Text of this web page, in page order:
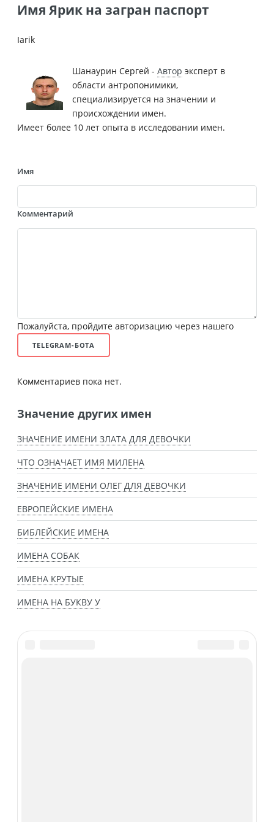
Имя Ярик на загран паспорт
Iarik
Шанаурин Сергей - Автор эксперт в
области антропонимики,
специализируется на значении и
происхождении имен.
Имеет более 10 лет опыта в исследовании имен.
Имя
Комментарий
Пожалуйста, пройдите авторизацию через нашего
TELEGRAM-БОТА
Комментариев пока нет.
Значение других имен
ЗНАЧЕНИЕ ИМЕНИ ЗЛАТА ДЛЯ ДЕВОЧКИ
ЧТО ОЗНАЧАЕТ ИМЯ МИЛЕНА
ЗНАЧЕНИЕ ИМЕНИ ОЛЕГ ДЛЯ ДЕВОЧКИ
ЕВРОПЕЙСКИЕ ИМЕНА
БИБЛЕЙСКИЕ ИМЕНА
ИМЕНА СОБАК
ИМЕНА КРУТЫЕ
ИМЕНА НА БУКВУ У